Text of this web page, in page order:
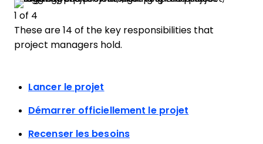
1 of 4
These are 14 of the key responsibilities that
project managers hold.
Lancer le projet
Démarrer officiellement le projet
Recenser les besoins